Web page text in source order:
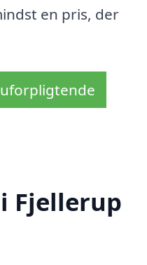
en pris, der
Fjellerup